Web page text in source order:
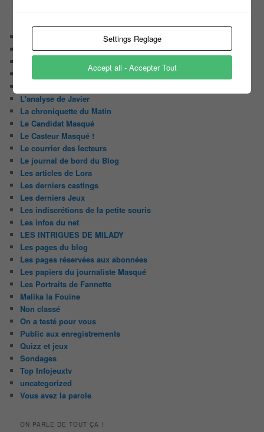
Carte Blanche à …
L'analyse de Javier
La chroniquette du Matin
Le Candidat Masqué
Le Casteur Masqué !
Le courrier des lecteurs
Le journal de bord du Blog
Les articles de Lora
Les derniers castings
Les derniers Jeux
Les indiscrétions de la petite souris
Les infos du net
LES INTRIGUES DE MILADY
Les pages du blog
Les pages réservées aux abonnées
Les papiers du journaliste Masqué
Les Portraits de Fannette
Malika la Fouine
Non classé
On a testé pour vous
Public aux enregistrements
Quizz et jeux
Sondages
Top Infojeuxtv
uncategorized
Vous avez la parole
ON PARLE DE TOUT ÇA !
Settings Reglage
Accept all - Accepter Tout